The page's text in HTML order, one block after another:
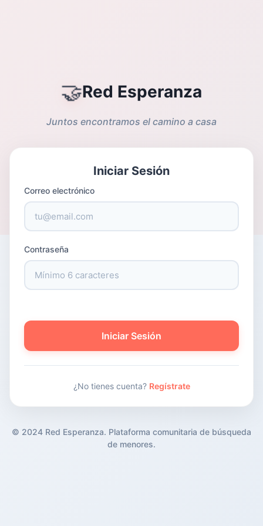
🤝Red Esperanza
Juntos encontramos el camino a casa
Iniciar Sesión
Correo electrónico
Contraseña
Iniciar Sesión
¿No tienes cuenta? Regístrate
© 2024 Red Esperanza. Plataforma comunitaria de búsqueda
de menores.